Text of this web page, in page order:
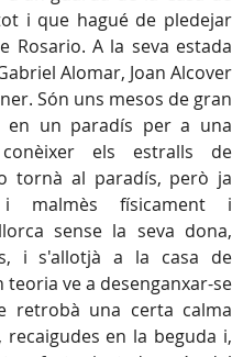
i que hagué de pledejar
Rosario. A la seva estada
Alomar, Joan Alcover
Són uns mesos de gran
en un paradís per a una
els estralls de
tornà al paradís, però ja
i malmès físicament i
sense la seva dona,
i s'allotjà a la casa de
teoria ve a desenganxar-se
retrobà una certa calma
en la beguda i,